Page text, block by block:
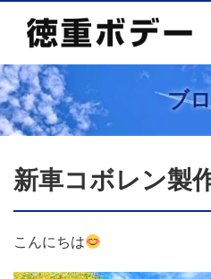
ブ
新車コボレン製
こんにちは